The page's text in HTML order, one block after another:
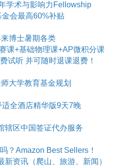
学术与影响力Fellowship
金会最高60%补贴
博士暑期各类
课+基础物理课+AP微积分课
试听 并可随时退课退费！
大学教育基金规划
全酒店精华版9天7晚
辖区中国签证代办服务
？Amazon Best Sellers！
新资讯（爬山、旅游、新闻）